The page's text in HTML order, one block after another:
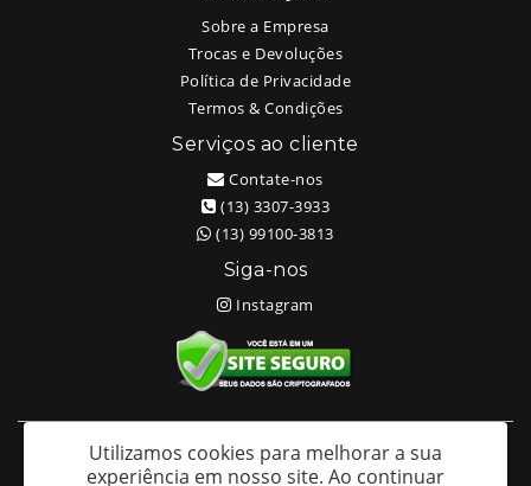
Sobre a Empresa
Trocas e Devoluções
Política de Privacidade
Termos & Condições
Serviços ao cliente
Contate-nos
(13) 3307-3933
(13) 99100-3813
Siga-nos
Instagram
White Head Tattoo (Wellington Ricardo Kudlinski EPP) - CNPJ:
Utilizamos cookies para melhorar a sua
experiência em nosso site. Ao continuar